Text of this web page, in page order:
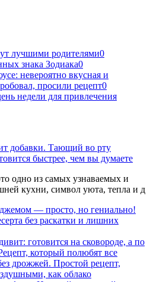
лучшими родителями0
знака Зодиака0
невероятно вкусная и
просили рецепт0
недели для привлечения
добавки. Тающий во рту
быстрее, чем вы думаете
одно из самых узнаваемых и
кухни, символ уюта, тепла и д
— просто, но гениально!
без раскатки и лишних
готовится на сковороде, а по
который полюбят все
дрожжей. Простой рецепт,
как облако